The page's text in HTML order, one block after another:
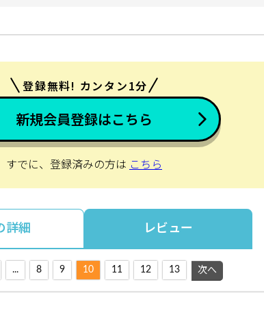
登録無料! カンタン1分
新規会員登録はこちら
すでに、登録済みの方は こちら
詳細 レビュー
... 8 9 10 11 12 13 次へ